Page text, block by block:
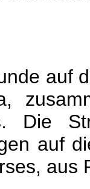
auf
Die
auf
aus